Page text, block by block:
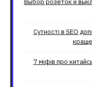
Выбор розеток и
Сутності в SEO
7 міфів про